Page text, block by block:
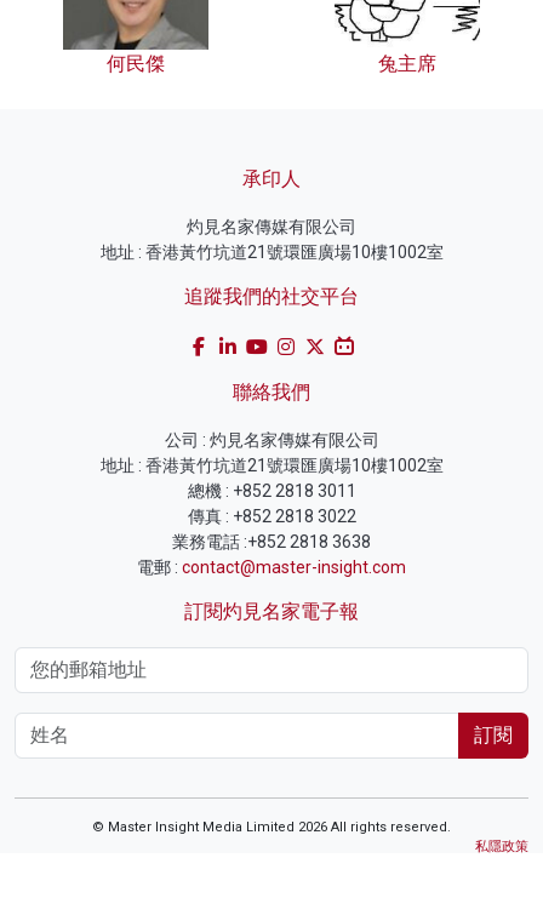
何民傑 兔主席
承印人
灼見名家傳媒有限公司
地址 : 香港黃竹坑道21號環匯廣場10樓1002室
追蹤我們的社交平台
聯絡我們
公司 : 灼見名家傳媒有限公司
地址 : 香港黃竹坑道21號環匯廣場10樓1002室
總機 : +852 2818 3011
傳真 : +852 2818 3022
業務電話 :+852 2818 3638
電郵 : contact@master-insight.com
訂閱灼見名家電子報
訂閱
© Master Insight Media Limited 2026 All rights reserved.
私隱政策